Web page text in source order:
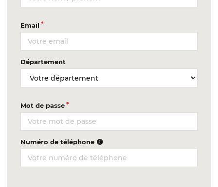
Email
Département
Mot de passe
Numéro de téléphone